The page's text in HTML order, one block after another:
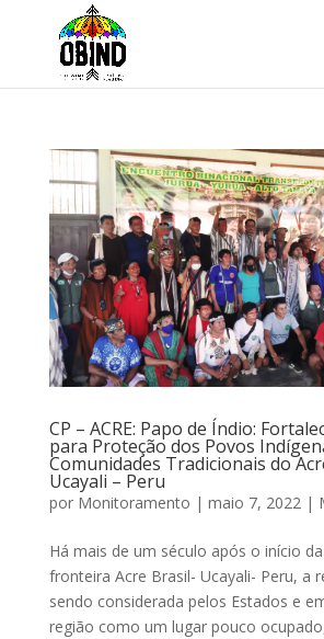
CP – ACRE: Papo de Índio:
para Proteção dos Povos
Comunidades Tradicionais do
Ucayali – Peru
por Monitoramento | maio 7, 2022 |
Há mais de um século após o início
fronteira Acre Brasil- Ucayali- Peru, a
sendo considerada pelos Estados e
região como um lugar pouco